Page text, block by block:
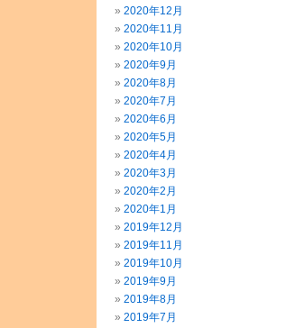
2020年12月
2020年11月
2020年10月
2020年9月
2020年8月
2020年7月
2020年6月
2020年5月
2020年4月
2020年3月
2020年2月
2020年1月
2019年12月
2019年11月
2019年10月
2019年9月
2019年8月
2019年7月